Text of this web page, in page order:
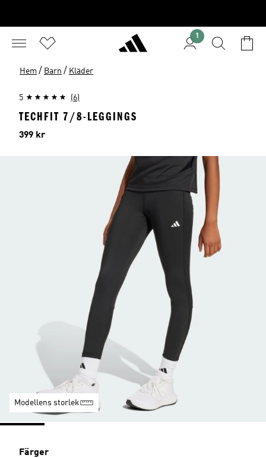
1
Hem / Barn / Kläder
5 (6)
TECHFIT 7/8-LEGGINGS
Pris
399 kr
Modellens storlek
Färger